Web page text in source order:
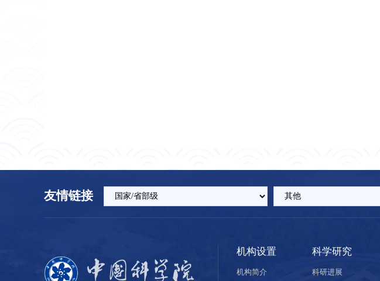
友情链接
机构设置
机构简介
科学研究
科研进展